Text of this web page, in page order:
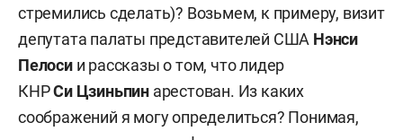
стремились сделать)? Возьмем, к примеру, визит
депутата палаты представителей США Нэнси
Пелосии рассказы о том, что лидер
КНРСи Цзиньпин арестован. Из каких
соображений я могу определиться? Понимая,